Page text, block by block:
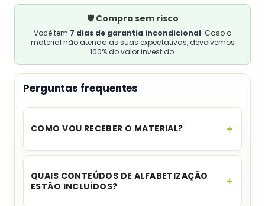
🛡️ Compra sem risco
Você tem 7 dias de garantia incondicional. Caso o
material não atenda às suas expectativas, devolvemos
100% do valor investido.
Perguntas frequentes
COMO VOU RECEBER O MATERIAL?
O acesso é instantâneo.Assim que o
para download no seu e-mail e no WhatsApp,
além de ficar disponível na sua área de cliente.
QUAIS CONTEÚDOS DE ALFABETIZAÇÃO
ESTÃO INCLUÍDOS?